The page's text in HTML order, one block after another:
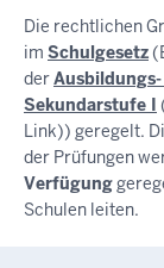
Die rechtlichen
im Schulgesetz
der
Sekundarstufe I
Link)) geregelt.
der Prüfungen
Verfügung
Schulen leiten.